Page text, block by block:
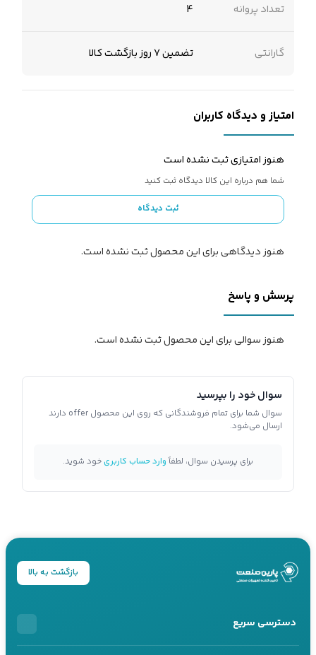
تعداد پروانه 4
گارانتی تضمین 7 روز بازگشت کالا
امتیاز و دیدگاه کاربران
هنوز امتیازی ثبت نشده است
شما هم درباره این کالا دیدگاه ثبت کنید
ثبت دیدگاه
هنوز دیدگاهی برای این محصول ثبت نشده است.
پرسش و پاسخ
هنوز سوالی برای این محصول ثبت نشده است.
سوال خود را بپرسید
سوال شما برای تمام فروشندگانی که روی این محصول offer دارند
ارسال می‌شود.
برای پرسیدن سوال، لطفاًوارد حساب کاربریخود شوید.
بازگشت به بالا
دسترسی سریع